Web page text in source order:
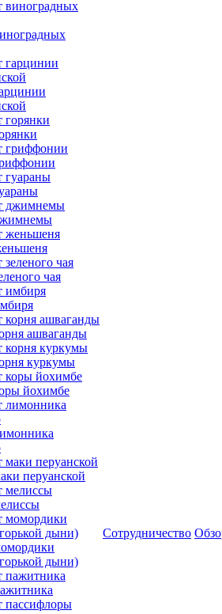
чая
ашваганды
куркумы
йохимбе
перуанской
дыни)
Сотрудничество